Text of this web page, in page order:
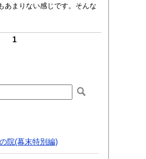
あまりない感じです。そんな
1
院(幕末特別編)